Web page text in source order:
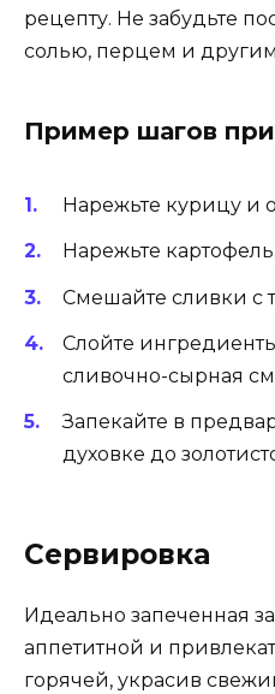
рецепту. Не забудьте
солью, перцем и
Пример шагов
Нарежьте курицу и
Нарежьте
Смешайте сливки с
Слойте
сливочно-сырная
Запекайте в
духовке до
Сервировка
Идеально запеченная
аппетитной и
горячей, украсив